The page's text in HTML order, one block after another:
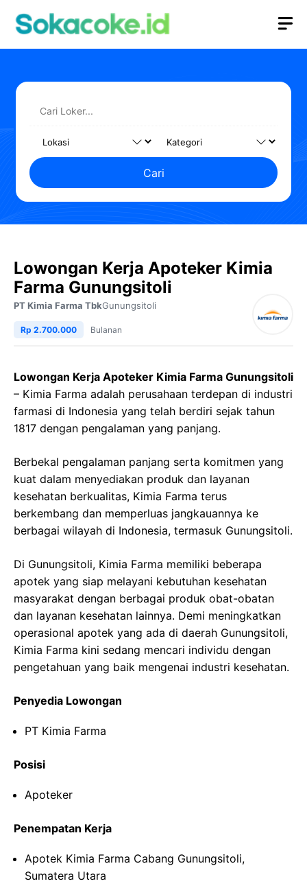
Cari
Lowongan Kerja Apoteker Kimia
Farma Gunungsitoli
PT Kimia Farma TbkGunungsitoli
Rp 2.700.000 Bulanan
Lowongan Kerja Apoteker Kimia Farma Gunungsitoli
– Kimia Farma adalah perusahaan terdepan di industri
farmasi di Indonesia yang telah berdiri sejak tahun
1817 dengan pengalaman yang panjang.
Berbekal pengalaman panjang serta komitmen yang
kuat dalam menyediakan produk dan layanan
kesehatan berkualitas, Kimia Farma terus
berkembang dan memperluas jangkauannya ke
berbagai wilayah di Indonesia, termasuk Gunungsitoli.
Di Gunungsitoli, Kimia Farma memiliki beberapa
apotek yang siap melayani kebutuhan kesehatan
masyarakat dengan berbagai produk obat-obatan
dan layanan kesehatan lainnya. Demi meningkatkan
operasional apotek yang ada di daerah Gunungsitoli,
Kimia Farma kini sedang mencari individu dengan
pengetahuan yang baik mengenai industri kesehatan.
Penyedia Lowongan
PT Kimia Farma
Posisi
Apoteker
Penempatan Kerja
Apotek Kimia Farma Cabang Gunungsitoli,
Sumatera Utara